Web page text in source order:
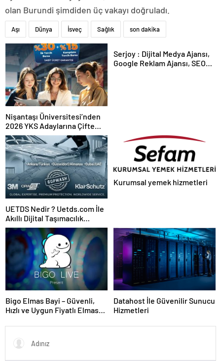
olan Burundi şimdiden üç vakayı doğruladı.
Aşı Dünya İsveç Sağlık son dakika
Nişantaşı Üniversitesi’nden
2026 YKS Adaylarına Çifte
Güvence: Sabit Ücret ve
Kesintisiz Burs
Serjoy : Dijital Medya Ajansı,
Google Reklam Ajansı, SEO
UETDS Nedir ? Uetds.com İle
Akıllı Dijital Taşımacılık
Yazılımı
Kurumsal yemek hizmetleri
Bigo Elmas Bayi – Güvenli,
Hızlı ve Uygun Fiyatlı Elmas
Datahost İle Güvenilir Sunucu
Hizmetleri